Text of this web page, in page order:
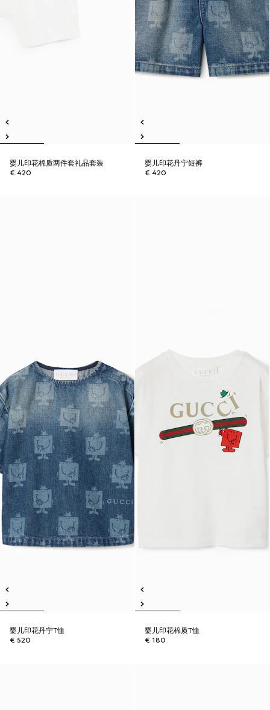
婴儿印花棉质两件套礼品套装
€ 420
婴儿印花丹宁短裤
€ 420
婴儿印花丹宁T恤
€ 520
婴儿印花棉质T恤
€ 180